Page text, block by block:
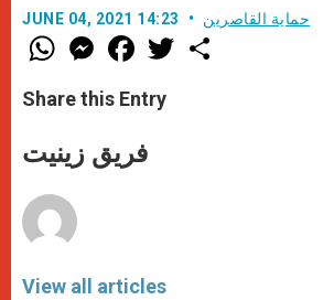
JUNE 04, 2021 14:23 حماية القاصرين
W
h
t
s
p
p
M
e
s
e
g
e
F
a
e
b
o
k
w
Share this Entry
فريق زينيت
View all articles